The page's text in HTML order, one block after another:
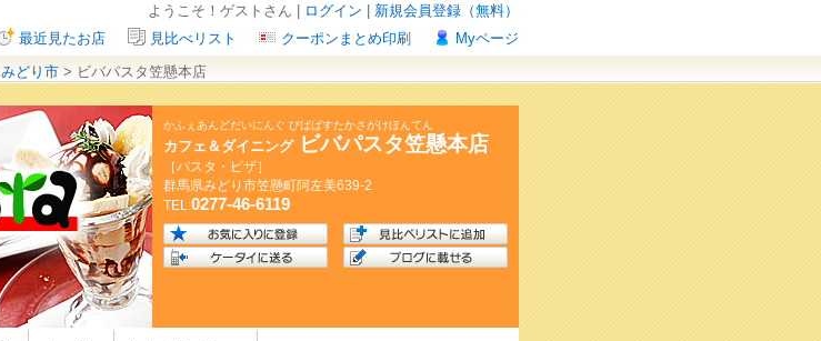
新規会員登録（無料）
ログイン
ようこそ！ゲストさん |
Myページ
クーポンまとめ印刷
見比べリスト
最近見たお店
みどり市 > ビバパスタ笠懸本店
かふぇあんどだいにんぐ びばぱすたかさがけほんてん
カフェ＆ダイニング ビバパスタ笠懸本店
［パスタ・ピザ］
群馬県みどり市笠懸町阿左美639-2
TEL:0277-46-6119